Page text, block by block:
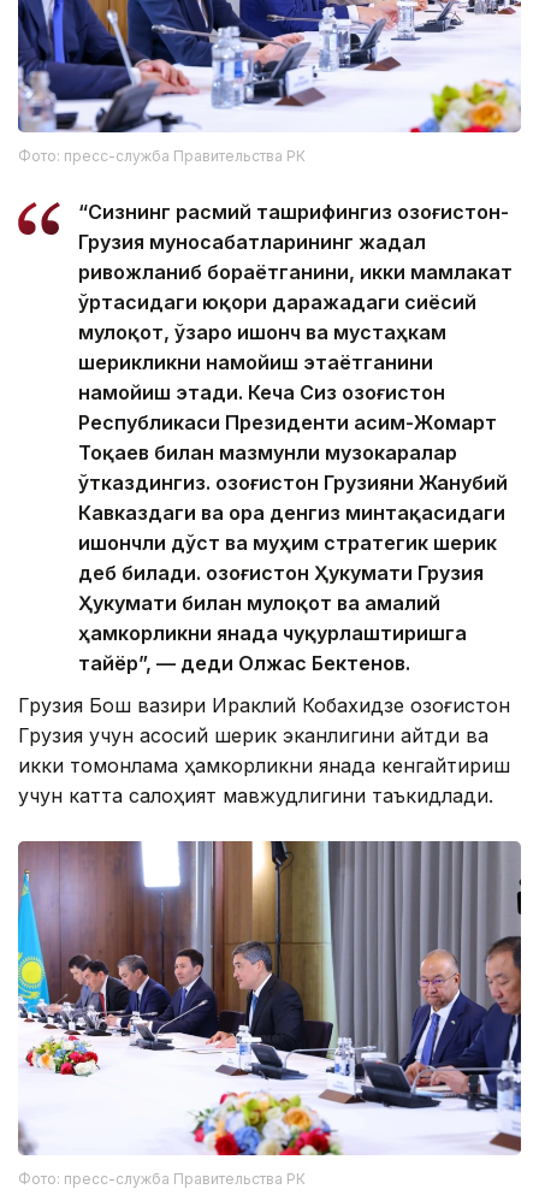
Фото: пресс-служба Правительства РК
“Сизнинг расмий ташрифингиз Қозоғистон-
Грузия муносабатларининг жадал
ривожланиб бораётганини, икки мамлакат
ўртасидаги юқори даражадаги сиёсий
мулоқот, ўзаро ишонч ва мустаҳкам
шерикликни намойиш этаётганини
намойиш этади. Кеча Сиз Қозоғистон
Республикаси Президенти Қасим-Жомарт
Тоқаев билан мазмунли музокаралар
ўтказдингиз. Қозоғистон Грузияни Жанубий
Кавказдаги ва Қора денгиз минтақасидаги
ишончли дўст ва муҳим стратегик шерик
деб билади. Қозоғистон Ҳукумати Грузия
Ҳукумати билан мулоқот ва амалий
ҳамкорликни янада чуқурлаштиришга
тайёр”, — деди Олжас Бектенов.
Грузия Бош вазири Ираклий Кобахидзе Қозоғистон
Грузия учун асосий шерик эканлигини айтди ва
икки томонлама ҳамкорликни янада кенгайтириш
учун катта салоҳият мавжудлигини таъкидлади.
Фото: пресс-служба Правительства РК